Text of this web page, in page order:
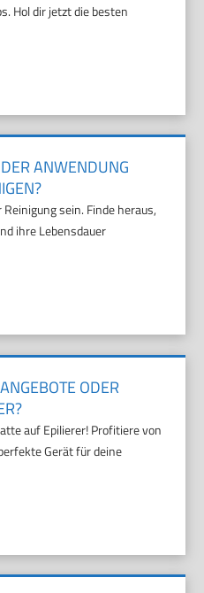
Hol dir jetzt die besten
ANWENDUNG
sein. Finde heraus,
ihre Lebensdauer
ODER
auf Epilierer! Profitiere von
Gerät für deine